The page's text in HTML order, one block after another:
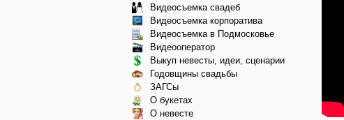
Видеосъемка свадеб
Видеосъемка корпоратива
Видеосъемка в Подмосковье
Видеооператор
Выкуп невесты, идеи, сценарии
Годовщины свадьбы
ЗАГСы
О букетах
О невесте